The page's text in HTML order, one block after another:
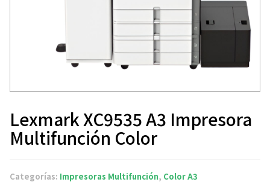
Lexmark XC9535 A3 Impresora
Multifunción Color
Categorías: Impresoras Multifunción, Color A3